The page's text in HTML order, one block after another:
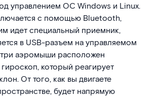
управлением ОС Windows и Linux.
с помощью Bluetooth,
идет специальный приемник,
в USB-разъем на управляемом
аэромыши расположен
который реагирует
От того, как вы двигаете
будет напрямую